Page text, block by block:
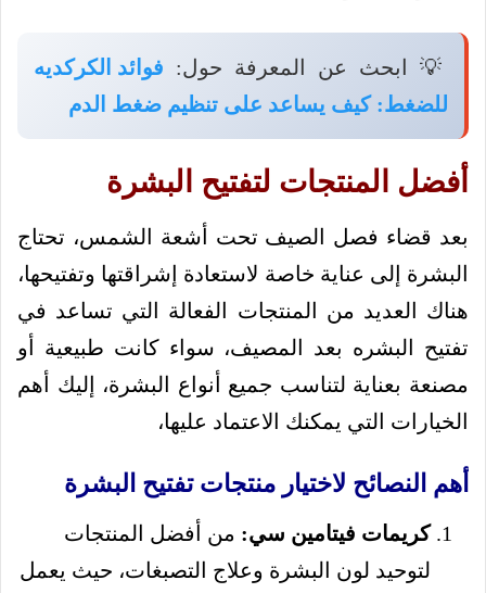
💡 ابحث عن المعرفة حول: فوائد الكركديه
للضغط: كيف يساعد على تنظيم ضغط الدم
أفضل المنتجات لتفتيح البشرة
بعد قضاء فصل الصيف تحت أشعة الشمس، تحتاج
البشرة إلى عناية خاصة لاستعادة إشراقتها وتفتيحها،
هناك العديد من المنتجات الفعالة التي تساعد في
تفتيح البشره بعد المصيف، سواء كانت طبيعية أو
مصنعة بعناية لتناسب جميع أنواع البشرة، إليك أهم
الخيارات التي يمكنك الاعتماد عليها،
أهم النصائح لاختيار منتجات تفتيح البشرة
كريمات فيتامين سي: من أفضل المنتجات
لتوحيد لون البشرة وعلاج التصبغات، حيث يعمل